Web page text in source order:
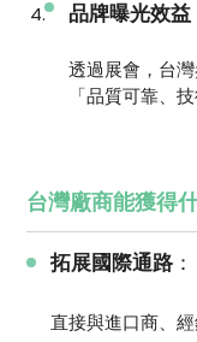
品牌曝光效益
透過展會，台
「品質可靠、
台灣廠商能獲得
拓展國際通路 ：
直接與進口商、